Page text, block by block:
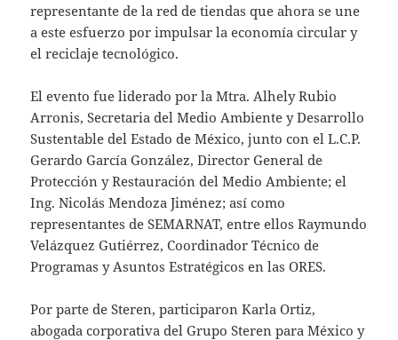
representante de la red de tiendas que ahora se une
a este esfuerzo por impulsar la economía circular y
el reciclaje tecnológico.
El evento fue liderado por la Mtra. Alhely Rubio
Arronis, Secretaria del Medio Ambiente y Desarrollo
Sustentable del Estado de México, junto con el L.C.P.
Gerardo García González, Director General de
Protección y Restauración del Medio Ambiente; el
Ing. Nicolás Mendoza Jiménez; así como
representantes de SEMARNAT, entre ellos Raymundo
Velázquez Gutiérrez, Coordinador Técnico de
Programas y Asuntos Estratégicos en las ORES.
Por parte de Steren, participaron Karla Ortiz,
abogada corporativa del Grupo Steren para México y